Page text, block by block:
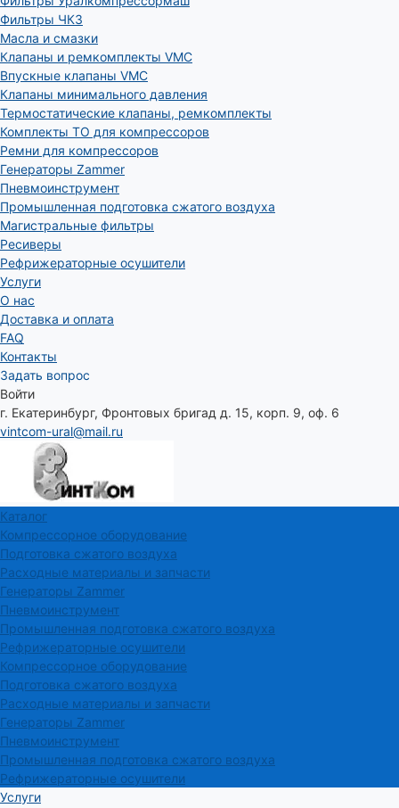
Фильтры ЧКЗ
Масла и смазки
Клапаны и ремкомплекты VMC
Впускные клапаны VMC
Клапаны минимального давления
Термостатические клапаны, ремкомплекты
Комплекты ТО для компрессоров
Ремни для компрессоров
Генераторы Zammer
Пневмоинструмент
Промышленная подготовка сжатого воздуха
Магистральные фильтры
Ресиверы
Рефрижераторные осушители
Услуги
О нас
Доставка и оплата
FAQ
Контакты
Задать вопрос
Войти
г. Екатеринбург, Фронтовых бригад д. 15, корп. 9, оф. 6
vintcom-ural@mail.ru
Каталог
Компрессорное оборудование
Подготовка сжатого воздуха
Расходные материалы и запчасти
Генераторы Zammer
Пневмоинструмент
Промышленная подготовка сжатого воздуха
Рефрижераторные осушители
Компрессорное оборудование
Подготовка сжатого воздуха
Расходные материалы и запчасти
Генераторы Zammer
Пневмоинструмент
Промышленная подготовка сжатого воздуха
Рефрижераторные осушители
Услуги